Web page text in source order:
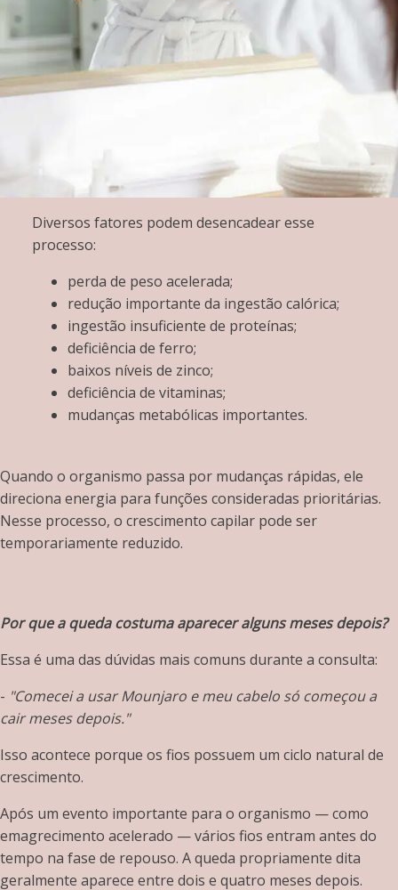
Diversos fatores podem desencadear esse
processo:
perda de peso acelerada;
redução importante da ingestão calórica;
ingestão insuficiente de proteínas;
deficiência de ferro;
baixos níveis de zinco;
deficiência de vitaminas;
mudanças metabólicas importantes.
Quando o organismo passa por mudanças rápidas, ele
direciona energia para funções consideradas prioritárias.
Nesse processo, o crescimento capilar pode ser
temporariamente reduzido.
Por que a queda costuma aparecer alguns meses depois?
Essa é uma das dúvidas mais comuns durante a consulta:
- "Comecei a usar Mounjaro e meu cabelo só começou a
cair meses depois."
Isso acontece porque os fios possuem um ciclo natural de
crescimento.
Após um evento importante para o organismo — como
emagrecimento acelerado — vários fios entram antes do
tempo na fase de repouso. A queda propriamente dita
geralmente aparece entre dois e quatro meses depois.